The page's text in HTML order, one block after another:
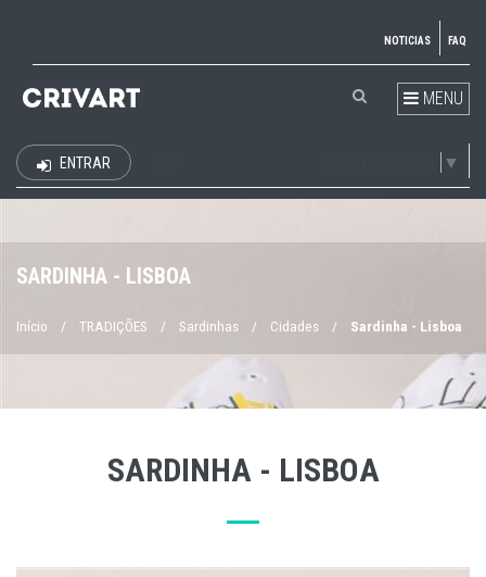
NOTICIAS FAQ
MENU
▼
ENTRAR
SARDINHA - LISBOA
Início / TRADIÇÕES / Sardinhas / Cidades / Sardinha - Lisboa
SARDINHA - LISBOA